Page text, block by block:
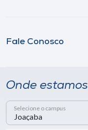
Fale Conosco
Onde estamos
Selecione o campus